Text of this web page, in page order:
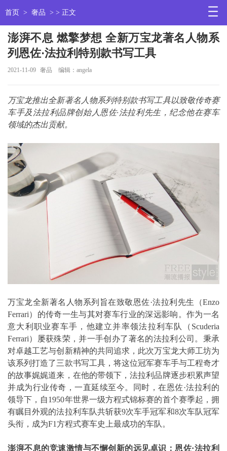
首页 > 奢品 > > 正文
澎湃不息 燃擎梦想 全新万宝龙著名人物系
列恩佐·法拉利特别款书写工具
2021-11-09 奢品 编辑：angela
万宝龙推出全新著名人物系列特别款书写工具以致敬传奇赛
车手及法拉利品牌创始人恩佐·法拉利先生，纪念他在赛车
领域的杰出贡献。
万宝龙全新著名人物系列旨在致敬恩佐·法拉利先生（Enzo
Ferrari）的传奇一生与其对赛车行业的深远影响。作为一名
意大利职业赛车手，他建立并率领法拉利车队（Scuderia
Ferrari）屡获殊荣，并一手创办了著名的法拉利公司。秉承
对卓越工艺与创新精神的共同追求，此次万宝龙大师工坊为
该系列打造了三款书写工具，将这位冠军赛车手与工程奇才
的故事娓娓道来，在他的带领下，法拉利品牌逐步积累声望
并成为行业传奇，一直延续至今。同时，在恩佐·法拉利的
领导下，自1950年世界一级方程式锦标赛的首个赛季起，拥
有瞩目外观的法拉利车队共斩获9次车手冠军和8次车队冠军
头衔，成为F1方程式赛车史上最成功的车队。
澎湃不息的竞速激情与不懈创新的远见卓识 ：恩佐·法拉利